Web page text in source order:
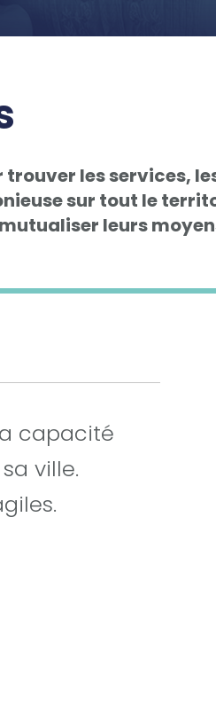
les services,
sur tout le
leurs
capacité
ville.